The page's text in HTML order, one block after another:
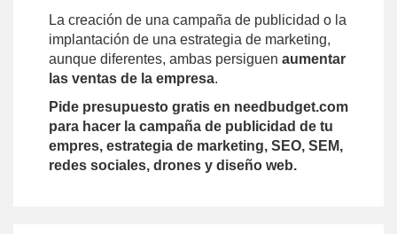
La creación de una campaña de publicidad o la
implantación de una estrategia de marketing,
aunque diferentes, ambas persiguen aumentar
las ventas de la empresa.
Pide presupuesto gratis en needbudget.com
para hacer la campaña de publicidad de tu
empres, estrategia de marketing, SEO, SEM,
redes sociales, drones y diseño web.